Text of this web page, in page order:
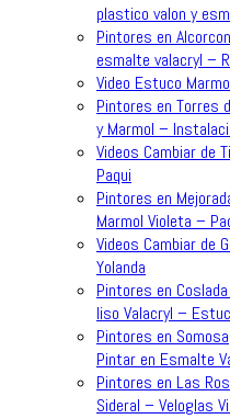
plastico valon y
Pintores en
esmalte valacryl –
Video Estuco
Pintores en Torres
y Marmol –
Videos Cambiar de
Paqui
Pintores en
Marmol Violeta –
Videos Cambiar de
Yolanda
Pintores en
liso Valacryl –
Pintores en
Pintar en Esmalte
Pintores en Las
Sideral – Veloglas